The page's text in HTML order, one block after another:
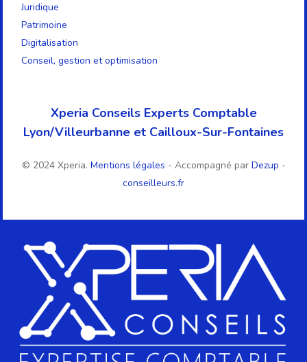
Juridique
Patrimoine
Digitalisation
Conseil, gestion et optimisation
Xperia Conseils Experts Comptable
Lyon/Villeurbanne et Cailloux-Sur-Fontaines
© 2024 Xperia. Mentions légales - Accompagné par Dezup -
conseilleurs.fr